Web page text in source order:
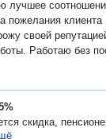
лучшее
, делаю на совесть
выполненные работы.
скидка,